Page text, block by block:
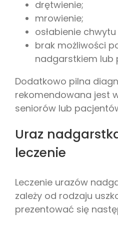
drętwienie;
mrowienie;
osłabienie chwytu
brak możliwości
nadgarstkiem lub
Dodatkowo pilna
rekomendowana jest
seniorów lub
Uraz
leczenie
Leczenie urazów
zależy od rodzaju
prezentować się